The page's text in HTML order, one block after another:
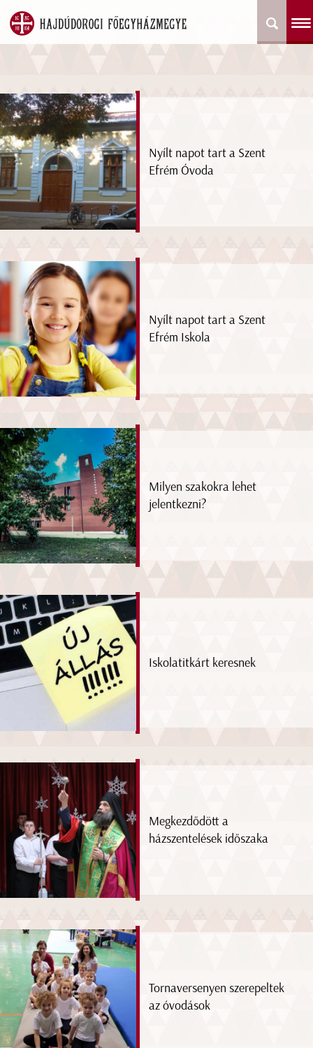
Nyílt napot tart a Szent
Efrém Óvoda
Nyílt napot tart a Szent
Efrém Iskola
Milyen szakokra lehet
jelentkezni?
Iskolatitkárt keresnek
Megkezdődött a
házszentelések időszaka
Tornaversenyen szerepeltek
az óvodások